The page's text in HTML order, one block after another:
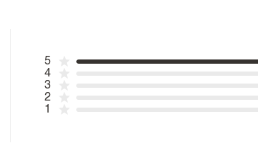
5
4
3
2
1